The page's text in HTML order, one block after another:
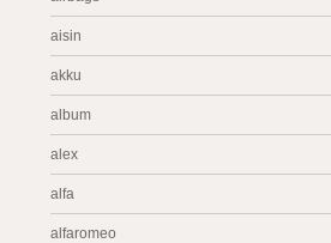
aisin
akku
album
alex
alfa
alfaromeo